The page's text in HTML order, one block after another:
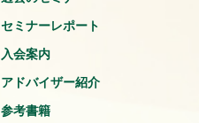
セミナーレポート
入会案内
アドバイザー紹介
参考書籍